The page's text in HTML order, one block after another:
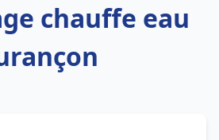
chauffe eau